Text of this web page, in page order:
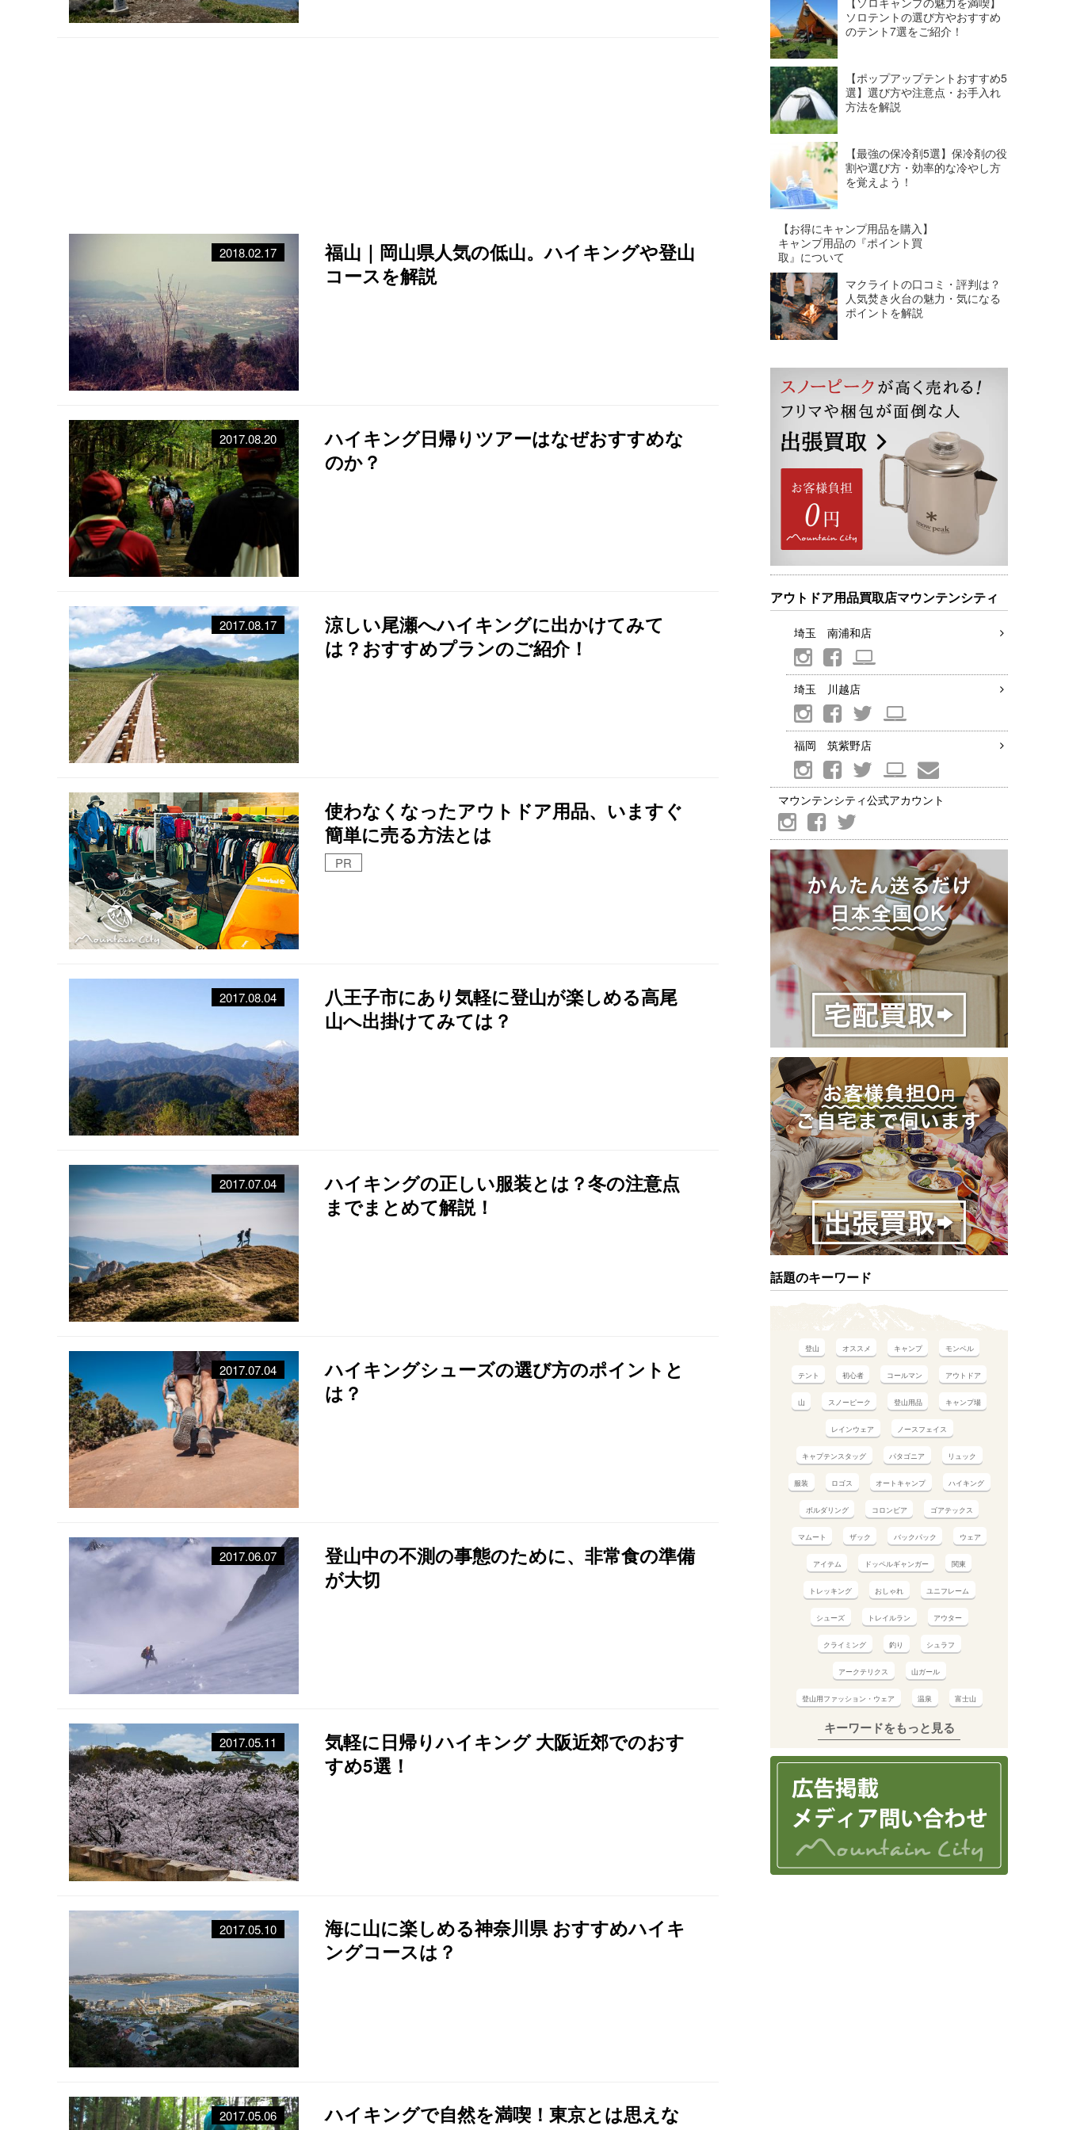
福山｜岡山県人気の低山。ハイキングや登山
コースを解説
2018.02.17
ハイキング日帰りツアーはなぜおすすめな
のか？
2017.08.20
涼しい尾瀬へハイキングに出かけてみて
は？おすすめプランのご紹介！
2017.08.17
使わなくなったアウトドア用品、いますぐ
簡単に売る方法とは
PR
八王子市にあり気軽に登山が楽しめる高尾
山へ出掛けてみては？
2017.08.04
ハイキングの正しい服装とは？冬の注意点
までまとめて解説！
2017.07.04
ハイキングシューズの選び方のポイントと
は？
2017.07.04
登山中の不測の事態のために、非常食の準備
が大切
2017.06.07
気軽に日帰りハイキング 大阪近郊でのおす
すめ5選！
2017.05.11
海に山に楽しめる神奈川県 おすすめハイキ
ングコースは？
2017.05.10
ハイキングで自然を満喫！東京とは思えな
2017.05.06
ソロテントの選び方やおすすめ
のテント7選をご紹介！
【ポップアップテントおすすめ5
選】選び方や注意点・お手入れ
方法を解説
【最強の保冷剤5選】保冷剤の役
割や選び方・効率的な冷やし方
を覚えよう！
【お得にキャンプ用品を購入】
キャンプ用品の『ポイント買
取』について
マクライトの口コミ・評判は？
人気焚き火台の魅力・気になる
ポイントを解説
アウトドア用品買取店マウンテンシティ
埼玉 南浦和店
埼玉 川越店
福岡 筑紫野店
マウンテンシティ公式アカウント
話題のキーワード
登山 オススメ キャンプ モンベル
テント 初心者 コールマン アウトドア
山 スノーピーク 登山用品 キャンプ場
レインウェア ノースフェイス
キャプテンスタッグ パタゴニア リュック
服装 ロゴス オートキャンプ ハイキング
ボルダリング コロンビア ゴアテックス
マムート ザック バックパック ウェア
アイテム ドッペルギャンガー 関東
トレッキング おしゃれ ユニフレーム
シューズ トレイルラン アウター
クライミング 釣り シュラフ
アークテリクス 山ガール
登山用ファッション・ウェア 温泉 富士山
キーワードをもっと見る